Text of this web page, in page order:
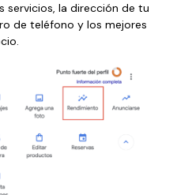
la dirección de tu
de teléfono y los mejores